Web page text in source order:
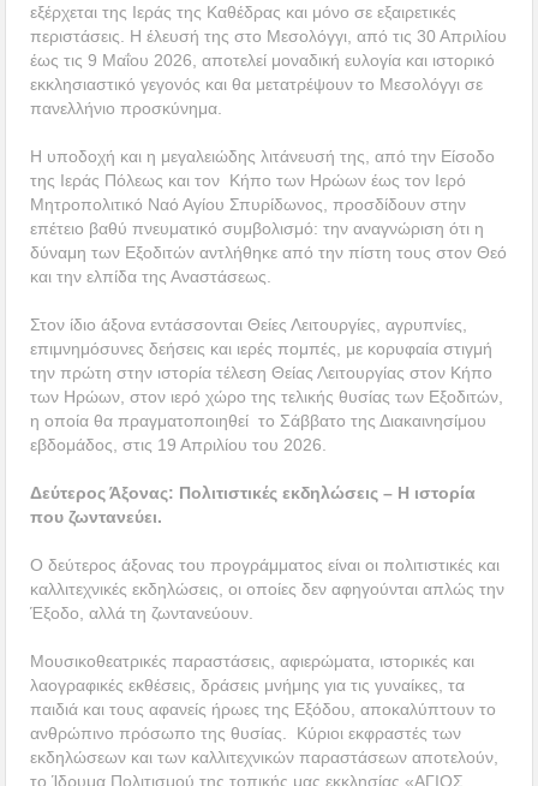
εξέρχεται της Ιεράς της Καθέδρας και μόνο σε εξαιρετικές
περιστάσεις. Η έλευσή της στο Μεσολόγγι, από τις 30 Απριλίου
έως τις 9 Μαΐου 2026, αποτελεί μοναδική ευλογία και ιστορικό
εκκλησιαστικό γεγονός και θα μετατρέψουν το Μεσολόγγι σε
πανελλήνιο προσκύνημα.
Η υποδοχή και η μεγαλειώδης λιτάνευσή της, από την Είσοδο
της Ιεράς Πόλεως και τον Κήπο των Ηρώων έως τον Ιερό
Μητροπολιτικό Ναό Αγίου Σπυρίδωνος, προσδίδουν στην
επέτειο βαθύ πνευματικό συμβολισμό: την αναγνώριση ότι η
δύναμη των Εξοδιτών αντλήθηκε από την πίστη τους στον Θεό
και την ελπίδα της Αναστάσεως.
Στον ίδιο άξονα εντάσσονται Θείες Λειτουργίες, αγρυπνίες,
επιμνημόσυνες δεήσεις και ιερές πομπές, με κορυφαία στιγμή
την πρώτη στην ιστορία τέλεση Θείας Λειτουργίας στον Κήπο
των Ηρώων, στον ιερό χώρο της τελικής θυσίας των Εξοδιτών,
η οποία θα πραγματοποιηθεί το Σάββατο της Διακαινησίμου
εβδομάδος, στις 19 Απριλίου του 2026.
Δεύτερος Άξονας: Πολιτιστικές εκδηλώσεις – Η ιστορία
που ζωντανεύει.
Ο δεύτερος άξονας του προγράμματος είναι οι πολιτιστικές και
καλλιτεχνικές εκδηλώσεις, οι οποίες δεν αφηγούνται απλώς την
Έξοδο, αλλά τη ζωντανεύουν.
Μουσικοθεατρικές παραστάσεις, αφιερώματα, ιστορικές και
λαογραφικές εκθέσεις, δράσεις μνήμης για τις γυναίκες, τα
παιδιά και τους αφανείς ήρωες της Εξόδου, αποκαλύπτουν το
ανθρώπινο πρόσωπο της θυσίας. Κύριοι εκφραστές των
εκδηλώσεων και των καλλιτεχνικών παραστάσεων αποτελούν,
το Ίδρυμα Πολιτισμού της τοπικής μας εκκλησίας «ΑΓΙΟΣ